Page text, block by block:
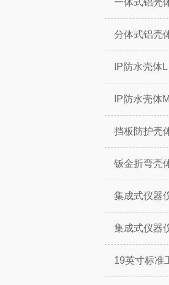
一体式铝壳
分体式铝壳
IP防水壳体L
IP防水壳体M
挡板防护壳
钣金折弯壳
集成式仪器
集成式仪器
19英寸标准